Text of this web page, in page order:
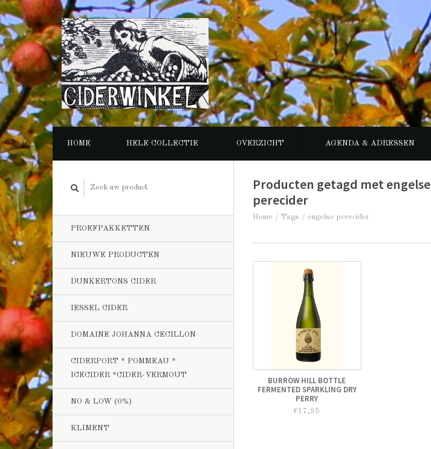
HOME HELE COLLECTIE OVERZICHT AGENDA & ADRESSEN
PROEFPAKKETTEN
NIEUWE PRODUCTEN
DUNKERTONS CIDER
IESSEL CIDER
DOMAINE JOHANNA CECILLON
CIDERPORT * POMMEAU *
ICECIDER *CIDER-VERMOUT
NO & LOW (0%)
KLIMENT
Producten getagd met engelse
perecider
Home / Tags / engelse perecider
BURROW HILL BOTTLE
FERMENTED SPARKLING DRY
PERRY
€17,95